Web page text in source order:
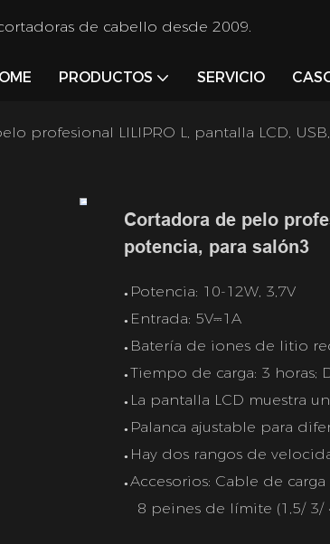
de cabello desde 2009.
PRODUCTOS SERVICIO
profesional LILIPRO L, pantalla LCD,
Cortadora de pelo
potencia, para salón3
● Potencia: 10-12W, 3,7V
● Entrada: 5V⎓1A
● Batería de iones de litio
● Tiempo de carga: 3 horas;
● La pantalla LCD muestra
● Palanca ajustable para
● Hay dos rangos de
● Accesorios: Cable de
8 peines de límite (1,5/ 3/